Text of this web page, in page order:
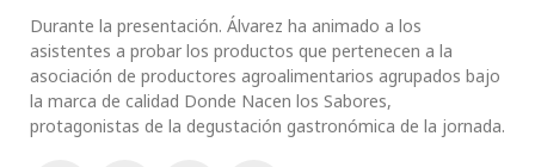
Durante la presentación. Álvarez ha animado a los
asistentes a probar los productos que pertenecen a la
asociación de productores agroalimentarios agrupados bajo
la marca de calidad Donde Nacen los Sabores,
protagonistas de la degustación gastronómica de la jornada.